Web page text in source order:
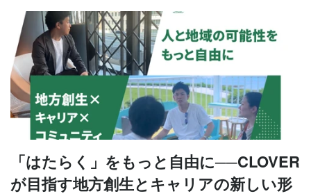
「はたらく」をもっと自由に──CLOVER
が目指す地方創生とキャリアの新しい形